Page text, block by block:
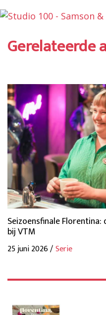
Gerelateerde
Seizoensfinale
bij VTM
25 juni 2026 /Serie